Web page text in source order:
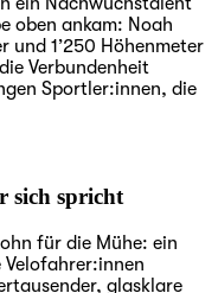
oben ankam: Noah
und 1’250 Höhenmeter
Verbundenheit
Sportler:innen, die
sich spricht
für die Mühe: ein
Velofahrer:innen
glasklare